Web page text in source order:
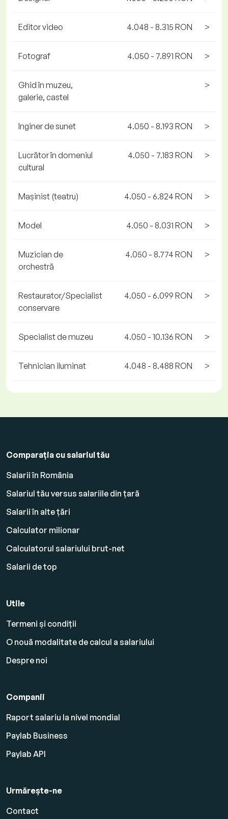
Editor video 4.048 - 8.315 RON >
Fotograf 4.050 - 7.891 RON >
Ghid în muzeu,
galerie, castel
>
Inginer de sunet 4.050 - 8.193 RON >
Lucrător în domeniul
cultural
4.050 - 7.183 RON >
Mașinist (teatru) 4.050 - 6.824 RON >
Model 4.050 - 8.031 RON >
Muzician de
orchestră
4.050 - 8.774 RON >
Restaurator/Specialist
conservare
4.050 - 6.099 RON >
Specialist de muzeu 4.050 - 10.136 RON >
Tehnician iluminat 4.048 - 8.488 RON >
Comparația cu salariul tău
Salarii în România
Salariul tău versus salariile din țară
Salarii în alte țări
Calculator milionar
Calculatorul salariului brut-net
Salarii de top
Utile
Termeni și condiții
O nouă modalitate de calcul a salariului
Despre noi
Companii
Raport salariu la nivel mondial
Paylab Business
Paylab API
Urmărește-ne
Contact